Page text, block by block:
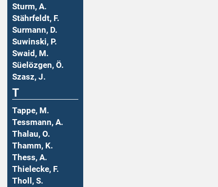
Sturm, A.
Stährfeldt, F.
Surmann, D.
Suwinski, P.
Swaid, M.
Süelözgen, Ö.
Szasz, J.
T
Tappe, M.
Tessmann, A.
Thalau, O.
Thamm, K.
Thess, A.
Thielecke, F.
Tholl, S.